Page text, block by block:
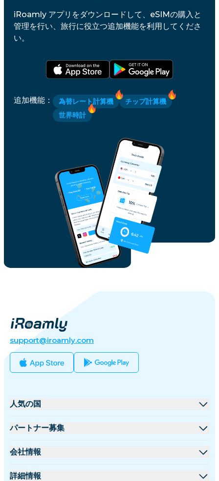
iRoamly アプリをダウンロードして、eSIMの購入と
管理を行い、旅行に役立つ追加機能を利用してくださ
い。
追加機能 ： 為替レート計算機
チップ計算機
世界時計
support@iroamly.com
人気の国
アメリカ合衆国
フランス
パートナー募集
卸売プラットフォーム
会社情報
iRoamlyについて
詳細情報